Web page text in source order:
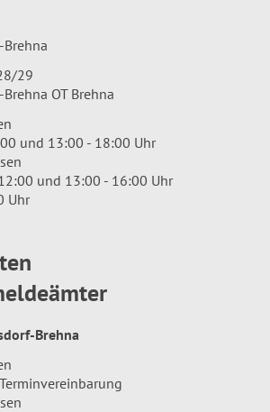
29
OT Brehna
und 13:00 - 18:00 Uhr
und 13:00 - 16:00 Uhr
Uhr
Brehna